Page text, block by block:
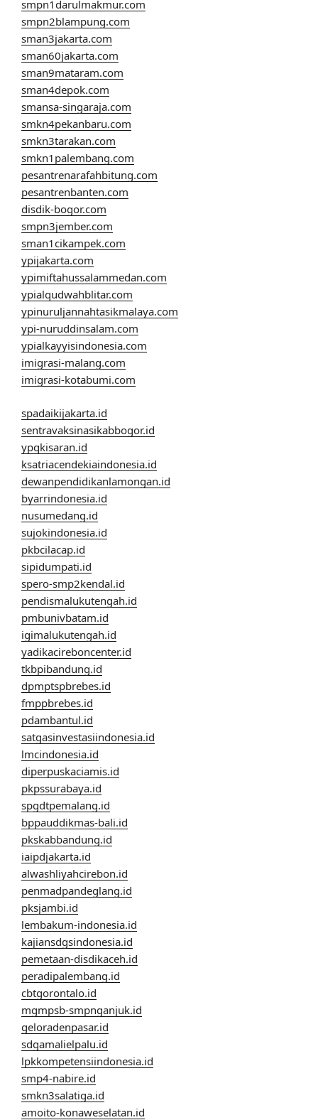
smpn1darulmakmur.com
smpn2blampung.com
sman3jakarta.com
sman60jakarta.com
sman9mataram.com
sman4depok.com
smansa-singaraja.com
smkn4pekanbaru.com
smkn3tarakan.com
smkn1palembang.com
pesantrenarafahbitung.com
pesantrenbanten.com
disdik-bogor.com
smpn3jember.com
sman1cikampek.com
ypijakarta.com
ypimiftahussalammedan.com
ypialqudwahblitar.com
ypinuruljannahtasikmalaya.com
ypi-nuruddinsalam.com
ypialkayyisindonesia.com
imigrasi-malang.com
imigrasi-kotabumi.com
spadaikijakarta.id
sentravaksinasikabbogor.id
ypqkisaran.id
ksatriacendekiaindonesia.id
dewanpendidikanlamongan.id
byarrindonesia.id
nusumedang.id
sujokindonesia.id
pkbcilacap.id
sipidumpati.id
spero-smp2kendal.id
pendismalukutengah.id
pmbunivbatam.id
igimalukutengah.id
yadikacireboncenter.id
tkbpibandung.id
dpmptspbrebes.id
fmppbrebes.id
pdambantul.id
satgasinvestasiindonesia.id
lmcindonesia.id
diperpuskaciamis.id
pkpssurabaya.id
spgdtpemalang.id
bppauddikmas-bali.id
pkskabbandung.id
iaipdjakarta.id
alwashliyahcirebon.id
penmadpandeglang.id
pksjambi.id
lembakum-indonesia.id
kajiansdgsindonesia.id
pemetaan-disdikaceh.id
peradipalembang.id
cbtgorontalo.id
mgmpsb-smpnganjuk.id
geloradenpasar.id
sdgamalielpalu.id
lpkkompetensiindonesia.id
smp4-nabire.id
smkn3salatiga.id
amoito-konaweselatan.id